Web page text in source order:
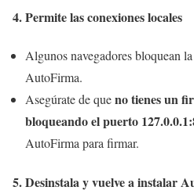
4.Permite las conexiones locales
Algunos navegadores bloquean
AutoFirma.
Asegúrate de queno tienes un
bloqueando el puerto
AutoFirma para firmar.
5.Desinstala y vuelve a instalar